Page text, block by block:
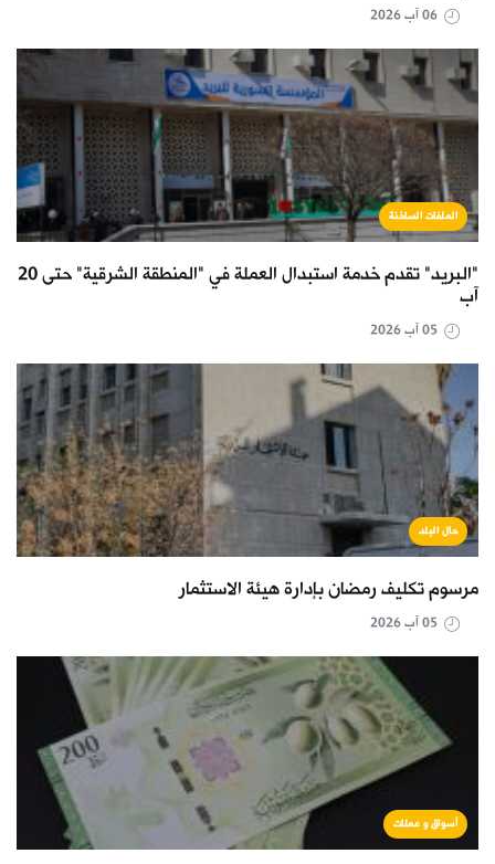
الملفات الساخنة
"البريد" تقدم خدمة استبدال العملة في "المنطقة الشرقية" حتى 20
آب
حال البلد
مرسوم تكليف رمضان بإدارة هيئة الاستثمار
أسواق و عملات